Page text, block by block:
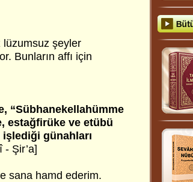
lüzumsuz şeyler
Bunların affı için
“Sübhanekellahümme
estağfirüke ve etübü
günahları
Şir’a]
sana hamd ederim.